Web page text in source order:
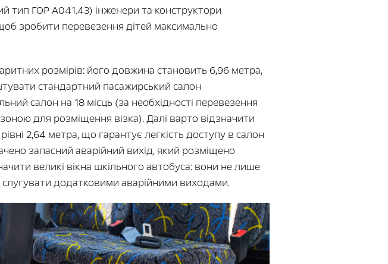
тип ГОР А041.43) інженери та конструктори
зробити перевезення дітей максимально
розмірів: його довжина становить 6,96 метра,
стандартний пасажирський салон
салон на 18 місць (за необхідності перевезення
для розміщення візка). Далі варто відзначити
2,64 метра, що гарантує легкість доступу в салон
запасний аварійний вихід, який розміщено
великі вікна шкільного автобуса: вони не лише
додатковими аварійними виходами.